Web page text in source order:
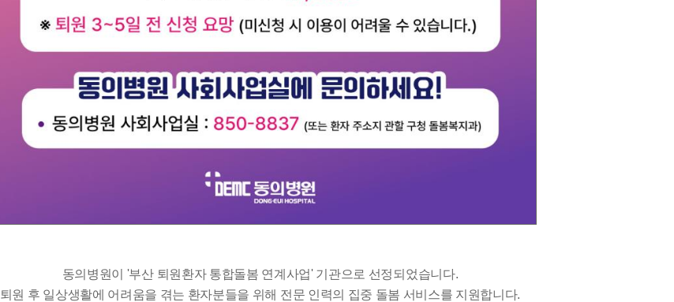
동의병원이 '부산 퇴원환자 통합돌봄 연계사업' 기관으로 선정되었습니다.
퇴원 후 일상생활에 어려움을 겪는 환자분들을 위해 전문 인력의 집중 돌봄 서비스를 지원합니다.